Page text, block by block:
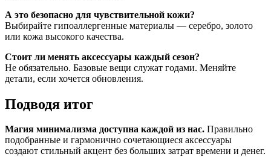
А это безопасно для чувствительной кожи?
Выбирайте гипоаллергенные материалы — серебро, золото
или кожа высокого качества.
Стоит ли менять аксессуары каждый сезон?
Не обязательно. Базовые вещи служат годами. Меняйте
детали, если хочется обновления.
Подводя итог
Магия минимализма доступна каждой из нас. Правильно
подобранные и гармонично сочетающиеся аксессуары
создают стильный акцент без больших затрат времени и денег.